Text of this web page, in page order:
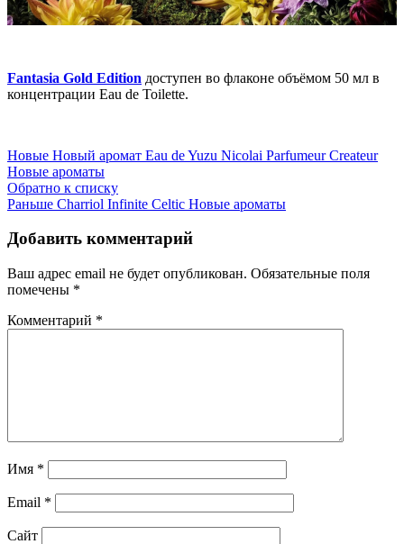
Fantasia Gold Edition доступен во флаконе объёмом 50 мл в
концентрации Eau de Toilette.
Новые Новый аромат Eau de Yuzu Nicolai Parfumeur Createur
Новые ароматы
Обратно к списку
Раньше Charriol Infinite Celtic Новые ароматы
Добавить комментарий
Ваш адрес email не будет опубликован. Обязательные поля
помечены *
Комментарий *
Имя *
Email *
Сайт